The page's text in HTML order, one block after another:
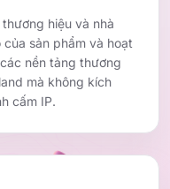
hiệu và nhà
sản phẩm và hoạt
nền tảng thương
mà không kích
cấm IP.